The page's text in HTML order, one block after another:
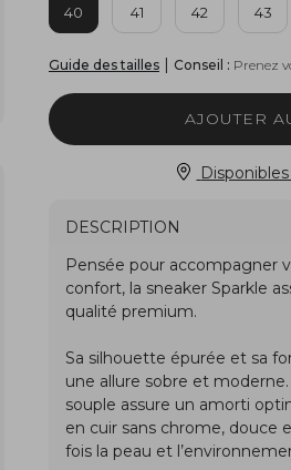
40 41 42 43
Guide des tailles | Conseil : Prenez
AJOUTER
DESCRIPTION